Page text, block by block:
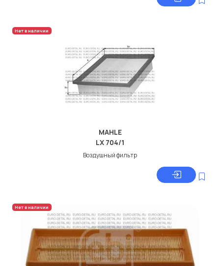
Нет в наличии
MAHLE
LX 704/1
Воздушный фильтр
Нет в наличии